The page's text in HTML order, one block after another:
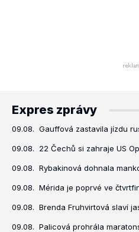
Expres zprávy
09.08. Gauffová zastavila jízdu
09.08. 22 Čechů si zahraje US
09.08. Rybakinová dohnala
09.08. Mérida je poprvé ve
09.08. Brenda Fruhvirtová slaví
09.08. Palicová prohrála